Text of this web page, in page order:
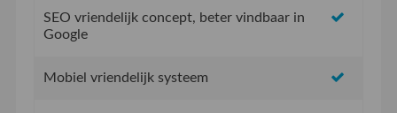
SEO vriendelijk concept, beter vindbaar in
Google
Mobiel vriendelijk systeem